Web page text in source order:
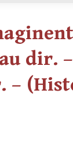
dir.